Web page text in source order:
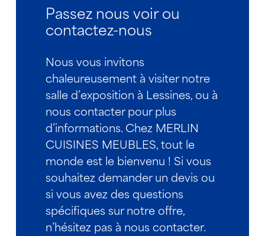
Passez nous voir ou
contactez-nous
Nous vous invitons
chaleureusement à visiter notre
salle d’exposition à Lessines, ou à
nous contacter pour plus
d’informations. Chez MERLIN
CUISINES MEUBLES, tout le
monde est le bienvenu ! Si vous
souhaitez demander un devis ou
si vous avez des questions
spécifiques sur notre offre,
n’hésitez pas à nous contacter.